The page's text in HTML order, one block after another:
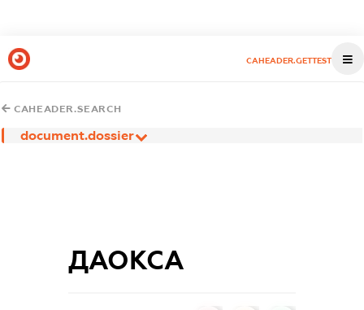
CAHEADER.GETTEST
CAHEADER.SEARCH
document.dossier
ДАОКСА